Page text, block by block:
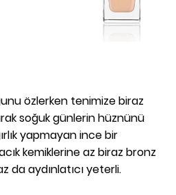
özlerken tenimize biraz
soğuk günlerin hüznünü
yapmayan ince bir
kemiklerine az biraz bronz
da aydınlatıcı yeterli.